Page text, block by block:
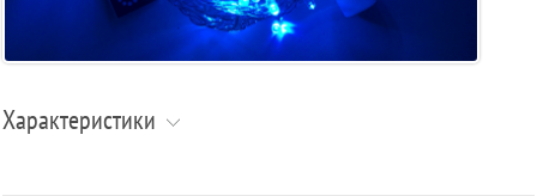
Характеристики